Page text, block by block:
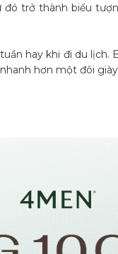
trở thành biểu
hay khi đi du lịch.
hơn một đôi